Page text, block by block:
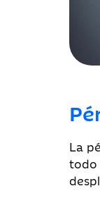
La
todo